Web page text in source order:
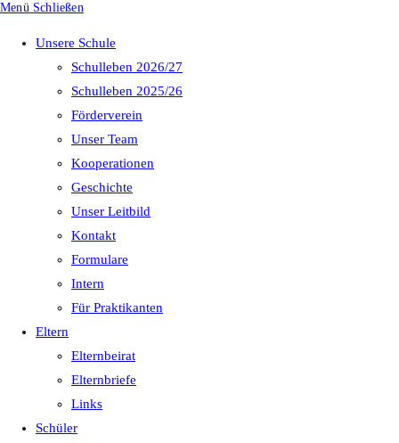
Menü Schließen
Unsere Schule
Schulleben 2026/27
Schulleben 2025/26
Förderverein
Unser Team
Kooperationen
Geschichte
Unser Leitbild
Kontakt
Formulare
Intern
Für Praktikanten
Eltern
Elternbeirat
Elternbriefe
Links
Schüler